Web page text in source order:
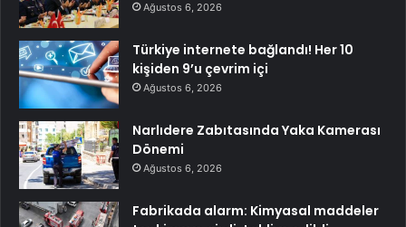
Ağustos 6, 2026
Türkiye internete bağlandı! Her 10
kişiden 9’u çevrim içi
Ağustos 6, 2026
Narlıdere Zabıtasında Yaka Kamerası
Dönemi
Ağustos 6, 2026
Fabrikada alarm: Kimyasal maddeler